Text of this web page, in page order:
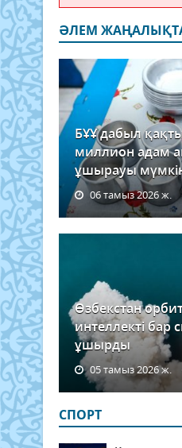
ӘЛЕМ
БҰҰ дабыл
миллион адам
ұшырауы
06 тамыз 2026 ж.
Өзбекстан
интеллекті бар
ұшырды
05 тамыз 2026 ж.
СПОРТ